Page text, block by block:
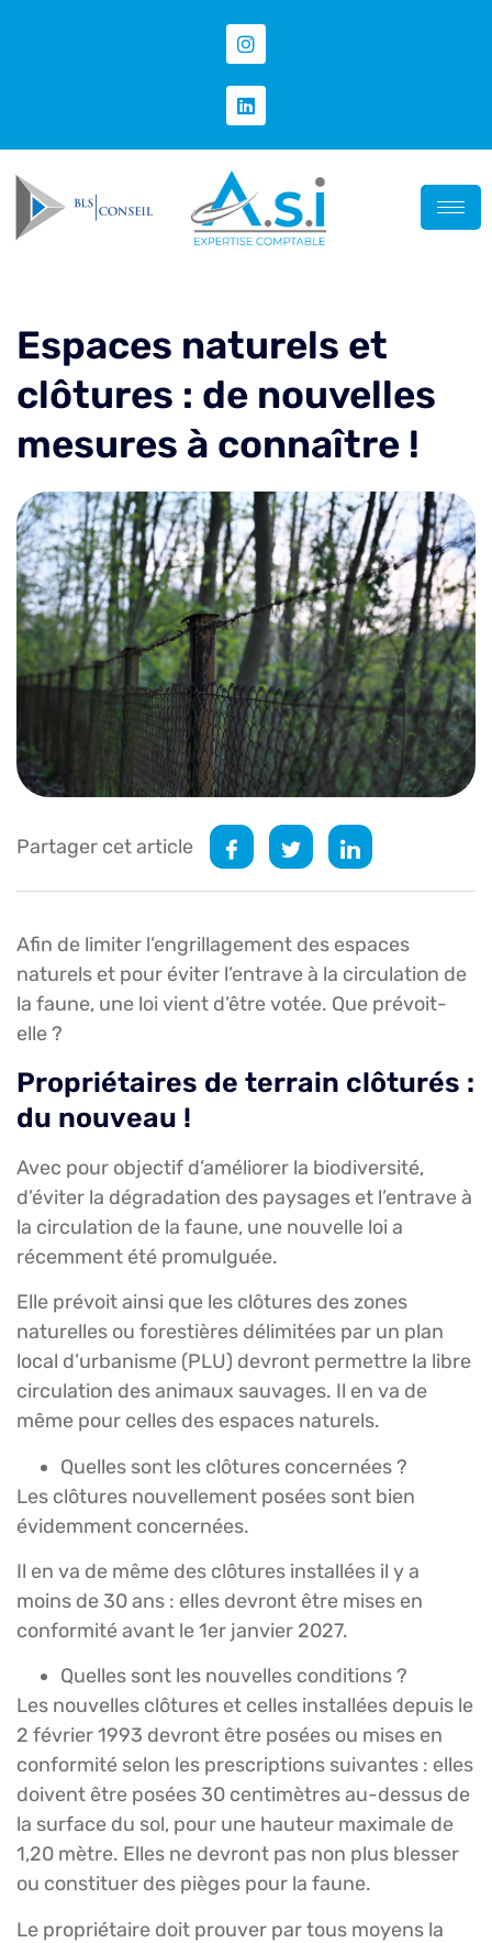
Espaces naturels et
clôtures : de nouvelles
mesures à connaître !
Partager cet article
Afin de limiter l’engrillagement des espaces
naturels et pour éviter l’entrave à la circulation de
la faune, une loi vient d’être votée. Que prévoit-
elle ?
Propriétaires de terrain clôturés :
du nouveau !
Avec pour objectif d’améliorer la biodiversité,
d’éviter la dégradation des paysages et l’entrave à
la circulation de la faune, une nouvelle loi a
récemment été promulguée.
Elle prévoit ainsi que les clôtures des zones
naturelles ou forestières délimitées par un plan
local d’urbanisme (PLU) devront permettre la libre
circulation des animaux sauvages. Il en va de
même pour celles des espaces naturels.
Quelles sont les clôtures concernées ?
Les clôtures nouvellement posées sont bien
évidemment concernées.
Il en va de même des clôtures installées il y a
moins de 30 ans : elles devront être mises en
conformité avant le 1er janvier 2027.
Quelles sont les nouvelles conditions ?
Les nouvelles clôtures et celles installées depuis le
2 février 1993 devront être posées ou mises en
conformité selon les prescriptions suivantes : elles
doivent être posées 30 centimètres au-dessus de
la surface du sol, pour une hauteur maximale de
1,20 mètre. Elles ne devront pas non plus blesser
ou constituer des pièges pour la faune.
Le propriétaire doit prouver par tous moyens la